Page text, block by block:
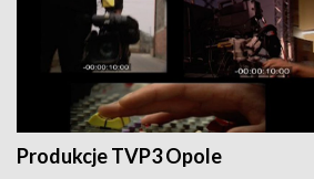
Produkcje TVP3 Opole